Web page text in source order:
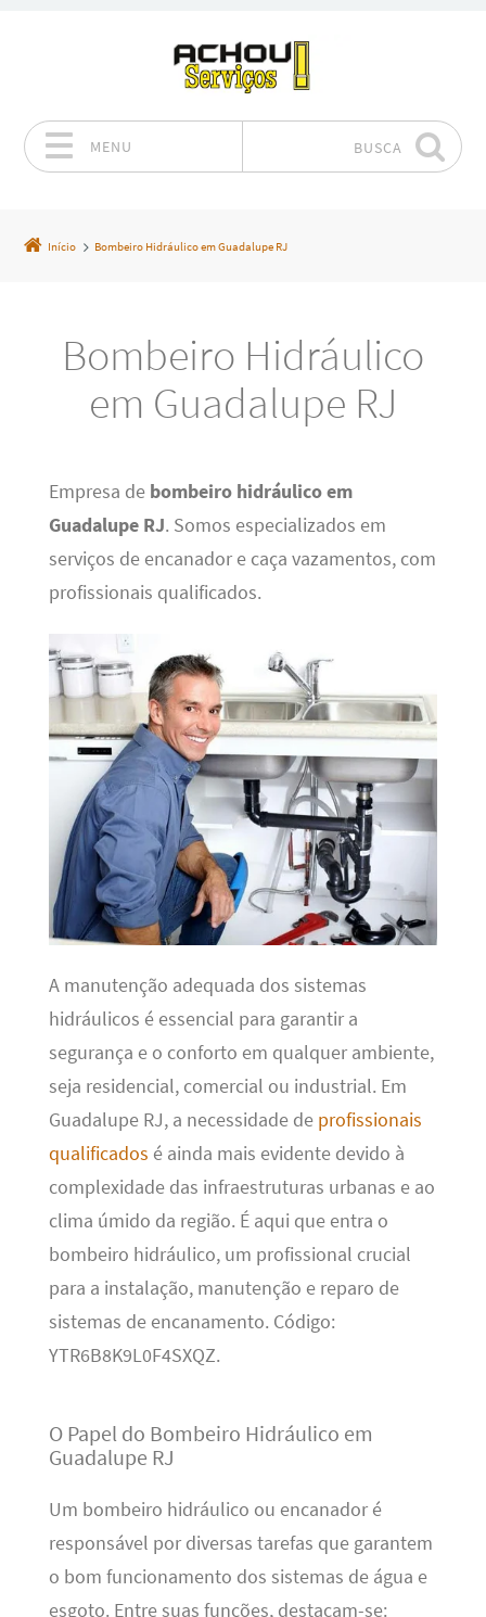
MENU BUSCA
Início Bombeiro Hidráulico em Guadalupe RJ
Bombeiro Hidráulico
em Guadalupe RJ
Empresa de bombeiro hidráulico em
Guadalupe RJ. Somos especializados em
serviços de encanador e caça vazamentos, com
profissionais qualificados.
A manutenção adequada dos sistemas
hidráulicos é essencial para garantir a
segurança e o conforto em qualquer ambiente,
seja residencial, comercial ou industrial. Em
Guadalupe RJ, a necessidade de profissionais
qualificados é ainda mais evidente devido à
complexidade das infraestruturas urbanas e ao
clima úmido da região. É aqui que entra o
bombeiro hidráulico, um profissional crucial
para a instalação, manutenção e reparo de
sistemas de encanamento. Código:
YTR6B8K9L0F4SXQZ.
O Papel do Bombeiro Hidráulico em
Guadalupe RJ
Um bombeiro hidráulico ou encanador é
responsável por diversas tarefas que garantem
o bom funcionamento dos sistemas de água e
esgoto. Entre suas funções, destacam-se: